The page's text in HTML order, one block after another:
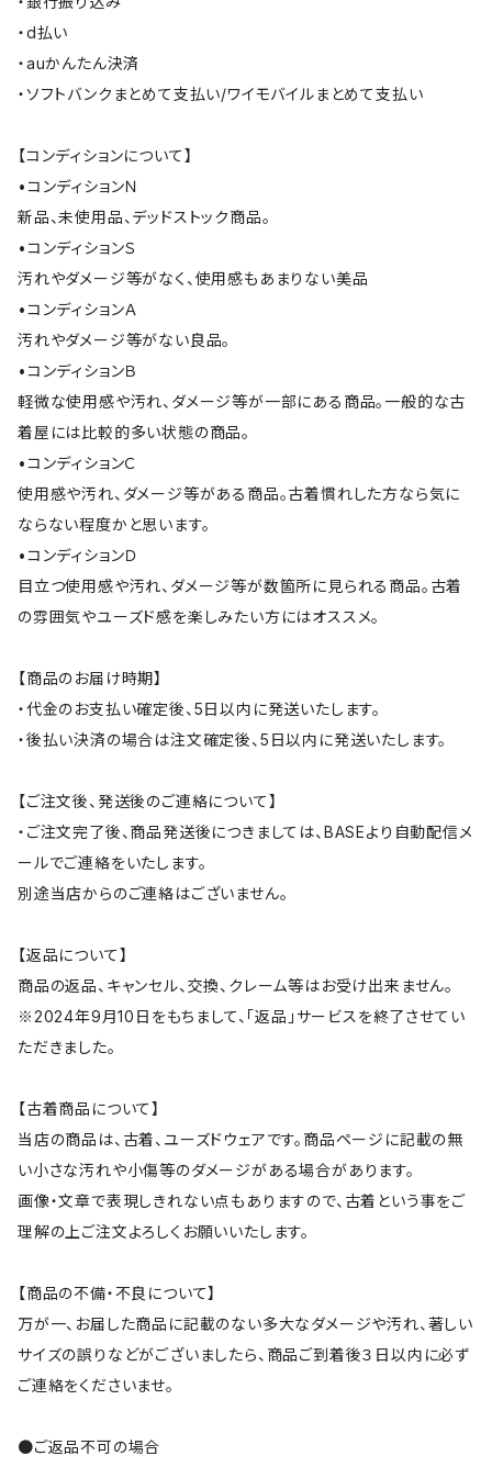
・d払い
・auかんたん決済
・ソフトバンクまとめて支払い/ワイモバイルまとめて支払い
【コンディションについて】
•コンディションＮ
新品、未使用品、デッドストック商品。
•コンディションＳ
汚れやダメージ等がなく、使用感もあまりない美品
•コンディションＡ
汚れやダメージ等がない良品。
•コンディションＢ
軽微な使用感や汚れ、ダメージ等が一部にある商品。一般的な古
着屋には比較的多い状態の商品。
•コンディションＣ
使用感や汚れ、ダメージ等がある商品。古着慣れした方なら気に
ならない程度かと思います。
•コンディションＤ
目立つ使用感や汚れ、ダメージ等が数箇所に見られる商品。古着
の雰囲気やユーズド感を楽しみたい方にはオススメ。
【商品のお届け時期】
・代金のお支払い確定後、5日以内に発送いたします。
・後払い決済の場合は注文確定後、5日以内に発送いたします。
【ご注文後、発送後のご連絡について】
・ご注文完了後、商品発送後につきましては、BASEより自動配信メ
ールでご連絡をいたします。
別途当店からのご連絡はございません。
【返品について】
商品の返品、キャンセル、交換、クレーム等はお受け出来ません。
※2024年9月10日をもちまして、「返品」サービスを終了させてい
ただきました。
【古着商品について】
当店の商品は、古着、ユーズドウェアです。商品ページに記載の無
い小さな汚れや小傷等のダメージがある場合があります。
画像・文章で表現しきれない点もありますので、古着という事をご
理解の上ご注文よろしくお願いいたします。
【商品の不備・不良について】
万が一、お届した商品に記載のない多大なダメージや汚れ、著しい
サイズの誤りなどがございましたら、商品ご到着後３日以内に必ず
ご連絡をくださいませ。
●ご返品不可の場合